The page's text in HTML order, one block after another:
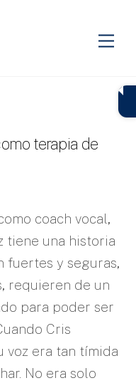
terapia de
coach vocal,
tiene una historia
fuertes y seguras,
requieren de un
para poder ser
Cris
voz era tan tímida
No era solo